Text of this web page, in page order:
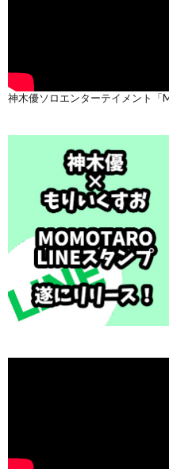
神木優ソロエンターテイメント「